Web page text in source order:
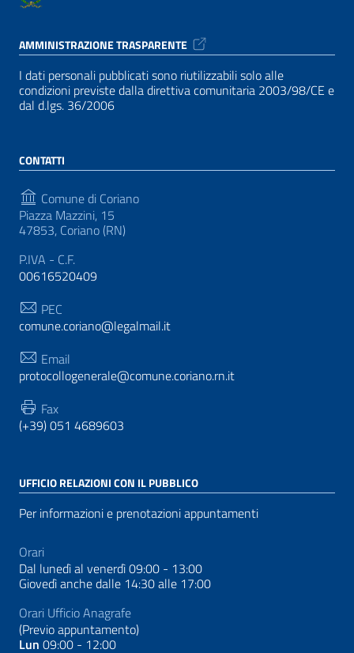
AMMINISTRAZIONE TRASPARENTE
I dati personali pubblicati sono riutilizzabili solo alle
condizioni previste dalla direttiva comunitaria 2003/98/CE e
dal d.lgs. 36/2006
CONTATTI
Comune di Coriano
Piazza Mazzini, 15
47853, Coriano (RN)
P.IVA - C.F.
00616520409
PEC
comune.coriano@legalmail.it
Email
protocollogenerale@comune.coriano.rn.it
Fax
(+39) 051 4689603
UFFICIO RELAZIONI CON IL PUBBLICO
Per informazioni e prenotazioni appuntamenti
Orari
Dal lunedì al venerdì 09:00 - 13:00
Giovedì anche dalle 14:30 alle 17:00
Orari Ufficio Anagrafe
(Previo appuntamento)
Lun 09:00 - 12:00